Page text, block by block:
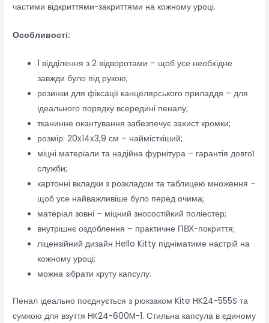
частими відкриттями-закриттями на кожному уроці.
Особливості:
1 відділення з 2 відворотами – щоб усе необхідне
завжди було під рукою;
резинки для фіксації канцелярського приладдя – для
ідеального порядку всередині пеналу;
тканинне окантування забезпечує захист кромки;
розмір: 20x14x3,9 см – наймісткіший;
міцні матеріали та надійна фурнітура – гарантія довгої
служби;
картонні вкладки з розкладом та таблицею множення –
щоб усе найважливіше було перед очима;
матеріал зовні – міцний зносостійкий поліестер;
внутрішнє оздоблення – практичне ПВХ-покриття;
ліцензійний дизайн Hello Kitty підніматиме настрій на
кожному уроці;
можна зібрати круту капсулу.
Пенал ідеально поєднується з рюкзаком Kite HK24-555S та
сумкою для взуття HK24-600M-1. Стильна капсула в єдиному